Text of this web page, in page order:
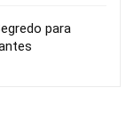
para